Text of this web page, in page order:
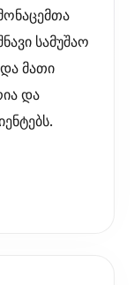
სამუშაო
და მათი
და